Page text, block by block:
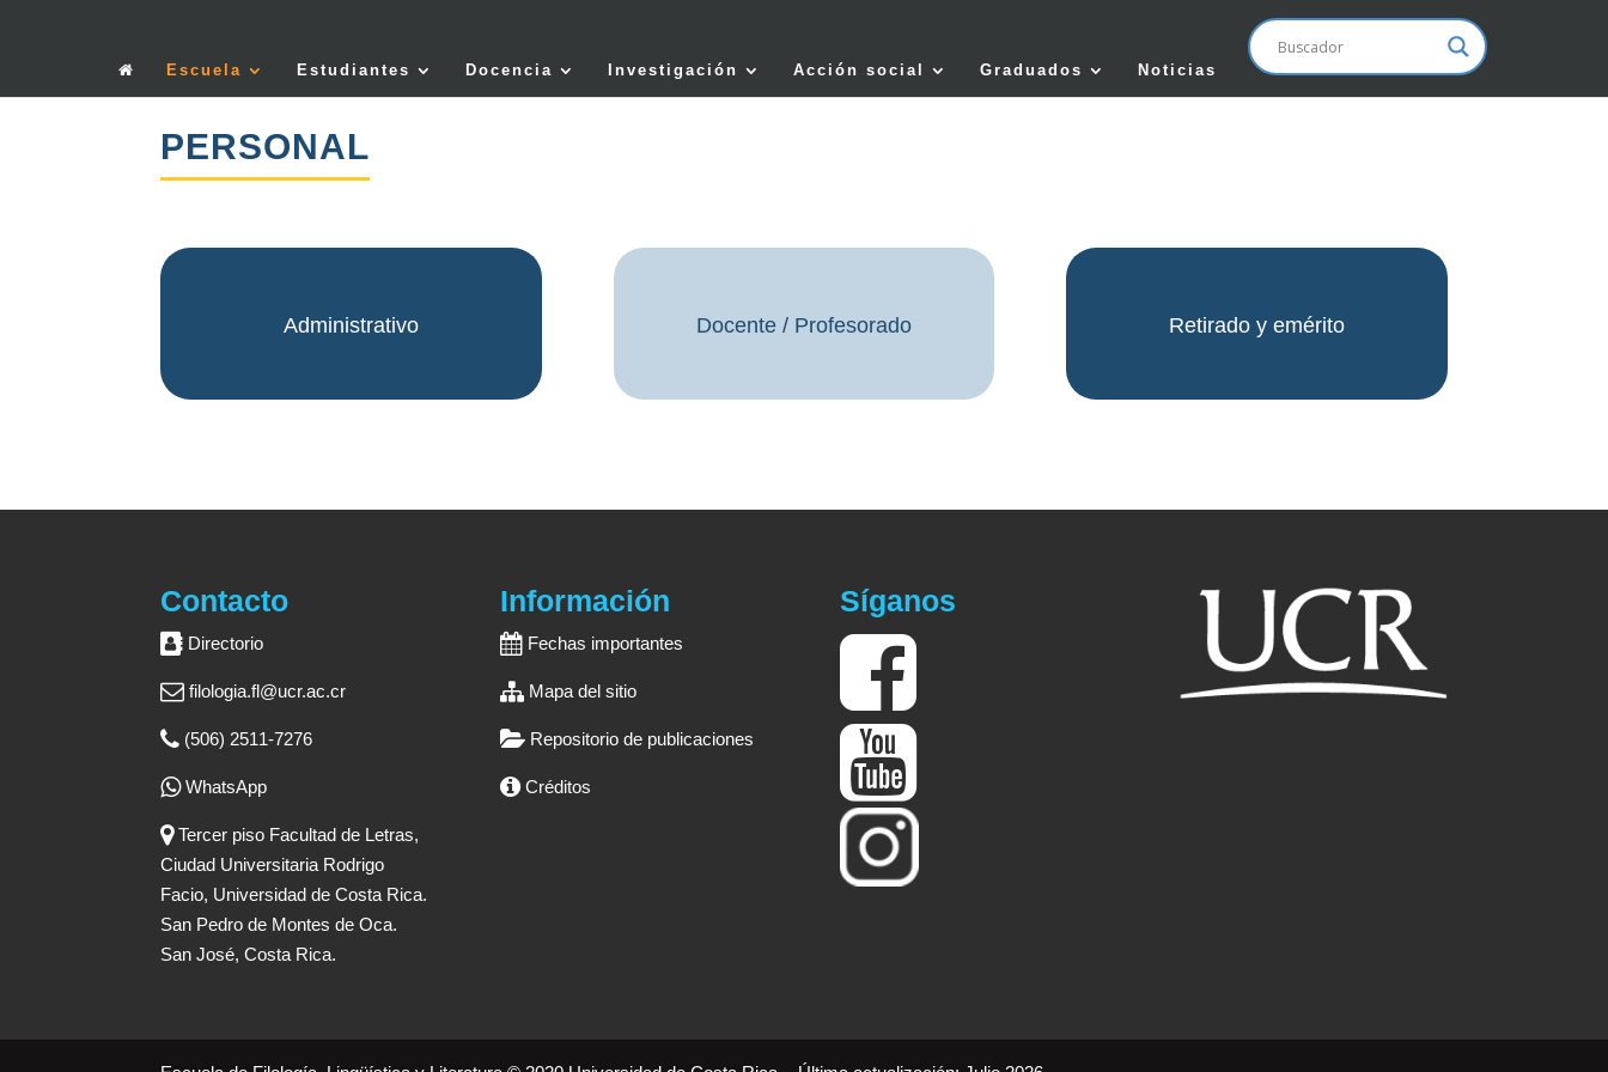
Escuela Estudiantes Docencia Investigación Acción social Graduados Noticias
PERSONAL
Administrativo Docente / Profesorado Retirado y emérito
Contacto
Directorio
filologia.fl@ucr.ac.cr
(506) 2511-7276
WhatsApp
Tercer piso Facultad de Letras,
Ciudad Universitaria Rodrigo
Facio, Universidad de Costa Rica.
San Pedro de Montes de Oca.
San José, Costa Rica.
Información
Fechas importantes
Mapa del sitio
Repositorio de publicaciones
Créditos
Síganos